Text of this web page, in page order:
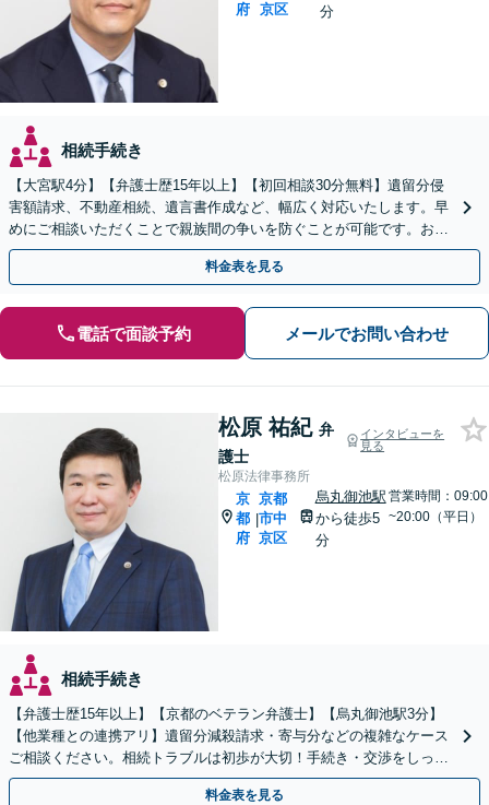
府
京区
分
相続手続き
【大宮駅4分】【弁護士歴15年以上】【初回相談30分無料】遺留分侵
害額請求、不動産相続、遺言書作成など、幅広く対応いたします。早
めにご相談いただくことで親族間の争いを防ぐことが可能です。おひ
とりで悩まず、まずは弁護士にご相談ください。
料金表を見る
電話で面談予約 メールでお問い合わせ
松原 祐紀 弁
護士
インタビューを
見る
松原法律事務所
京
都
府
|
京都
市中
京区
烏丸御池駅
から徒歩5
分
営業時間：09:00
~20:00（平日）
相続手続き
【弁護士歴15年以上】【京都のベテラン弁護士】【烏丸御池駅3分】
【他業種との連携アリ】遺留分減殺請求・寄与分などの複雑なケース
ご相談ください。相続トラブルは初歩が大切！手続き・交渉をしっか
りとサポートします。【初回面談無料】
料金表を見る